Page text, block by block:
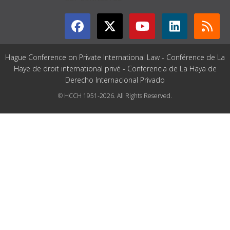
Hague Conference on Private International Law - Conférence de La
Haye de droit international privé - Conferencia de La Haya de
Derecho Internacional Privado
© HCCH 1951-2026. All Rights Reserved.